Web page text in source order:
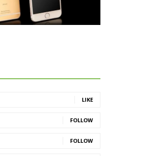
LIKE
FOLLOW
FOLLOW